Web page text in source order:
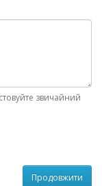
звичайний
Продовжити